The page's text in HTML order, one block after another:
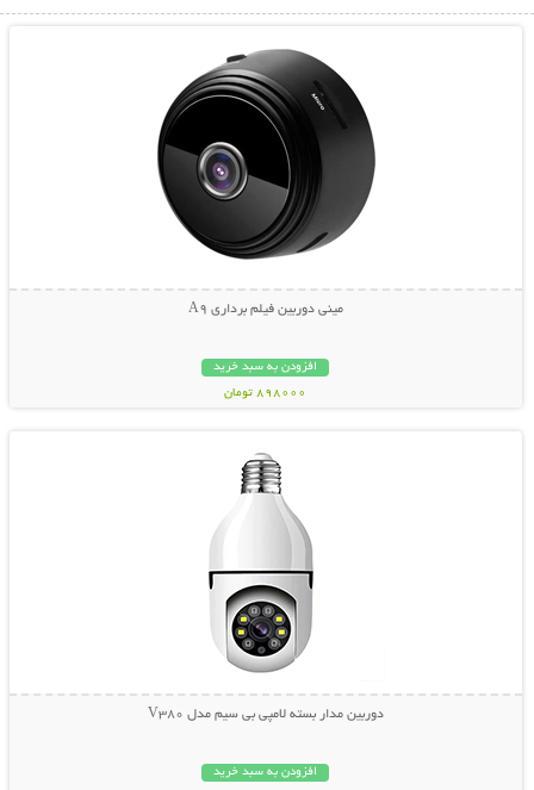
مینی دوربین فیلم برداری A9
افزودن به سبد خرید
898000 تومان
نمایش توضیحات بیشتر
دوربین مدار بسته لامپی بی سیم مدل V380
افزودن به سبد خرید